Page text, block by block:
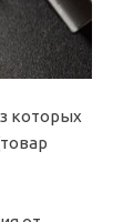
которых